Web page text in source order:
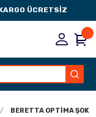
ÜCRETSİZ
BERETTA OPTİMA ŞOK